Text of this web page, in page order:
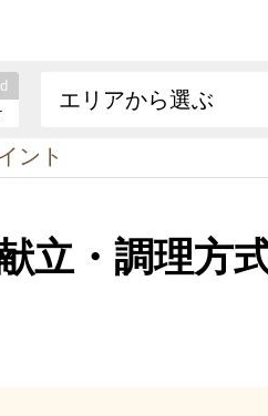
エリアから選ぶ
ント
立・調理方